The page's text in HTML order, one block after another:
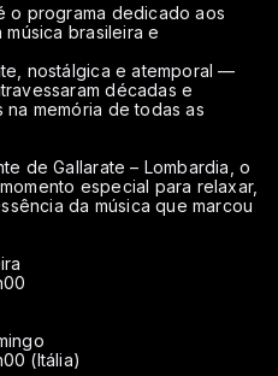
o programa dedicado aos
brasileira e
nostálgica e atemporal —
décadas e
na memória de todas as
de Gallarate – Lombardia, o
especial para relaxar,
da música que marcou
(Itália)